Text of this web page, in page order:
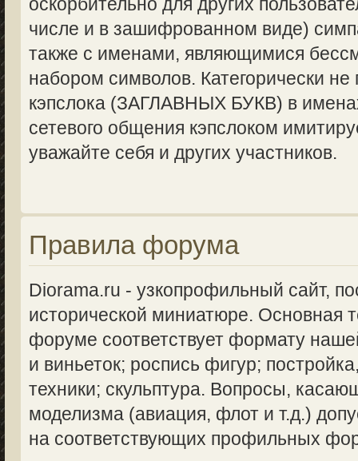
числе и в зашифрованном виде)
также с именами, являющимися
набором символов. Категорически не
кэпслока (ЗАГЛАВНЫХ БУКВ) в
сетевого общения кэпслоком
уважайте себя и других участников.
Правила форума
Diorama.ru - узкопрофильный сайт,
исторической миниатюре. Основная
форуме соответствует формату
и виньеток; роспись фигур;
техники; скульптура. Вопросы,
моделизма (авиация, флот и т.д.)
на соответствующих профильных